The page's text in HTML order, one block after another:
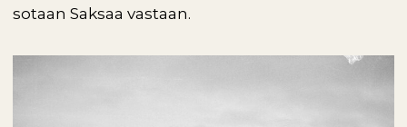
sotaan Saksaa vastaan.